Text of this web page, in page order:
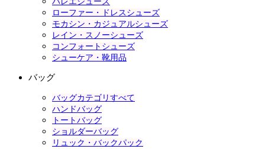
ローファー・ドレスシューズ
モカシン・カジュアルシューズ
レイン・スノーシューズ
コンフォートシューズ
シューケア・靴用品
バッグ
バッグカテゴリすべて
ハンドバッグ
トートバッグ
ショルダーバッグ
リュック・バックパック